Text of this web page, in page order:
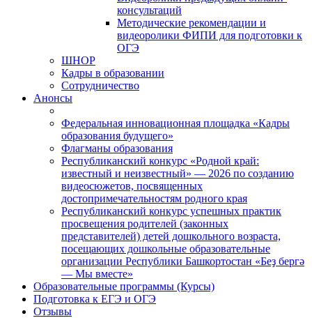
консультаций
Методические рекомендации и
видеоролики ФИПИ для подготовки к
ОГЭ
ШНОР
Кадры в образовании
Сотрудничество
Анонсы
Федеральная инновационная площадка «Кадры
образования будущего»
Флагманы образования
Республиканский конкурс «Родной край:
известный и неизвестный» — 2026 по созданию
видеосюжетов, посвященных
достопримечательностям родного края
Республиканский конкурс успешных практик
просвещения родителей (законных
представителей) детей дошкольного возраста,
посещающих дошкольные образовательные
организации Республики Башкортостан «Беҙ бергә
— Мы вместе»
Образовательные программы (Курсы)
Подготовка к ЕГЭ и ОГЭ
Отзывы